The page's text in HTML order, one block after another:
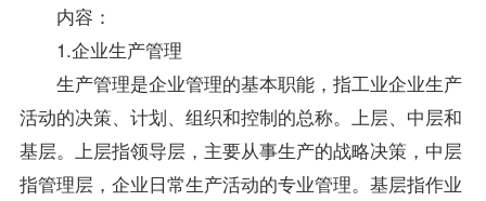
内容：
1.企业生产管理
生产管理是企业管理的基本职能，指工业企业生产
活动的决策、计划、组织和控制的总称。上层、中层和
基层。上层指领导层，主要从事生产的战略决策，中层
指管理层，企业日常生产活动的专业管理。基层指作业